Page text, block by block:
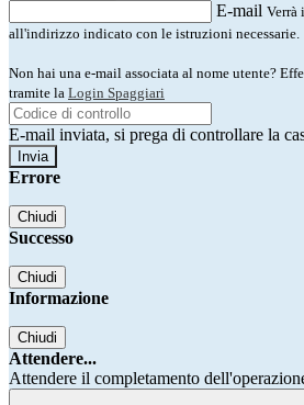
E-mail Verrà
all'indirizzo indicato con le istruzioni necessarie.
Non hai una e-mail associata al nome utente?
tramite la Login Spaggiari
E-mail inviata, si prega di controllare la
Errore
Chiudi
Successo
Chiudi
Informazione
Chiudi
Attendere...
Attendere il completamento